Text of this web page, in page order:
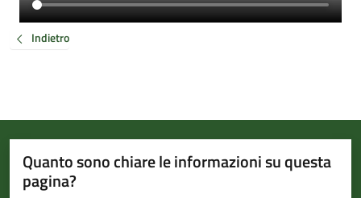
Indietro
Quanto sono chiare le informazioni su questa
pagina?